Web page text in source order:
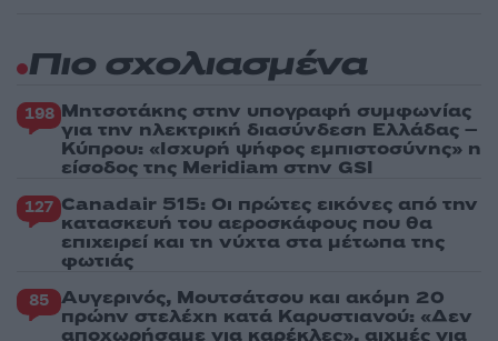
Πιο σχολιασμένα
198 Μητσοτάκης στην υπογραφή συμφωνίας
για την ηλεκτρική διασύνδεση Ελλάδας –
Κύπρου: «Ισχυρή ψήφος εμπιστοσύνης» η
είσοδος της Meridiam στην GSI
127 Canadair 515: Οι πρώτες εικόνες από την
κατασκευή του αεροσκάφους που θα
επιχειρεί και τη νύχτα στα μέτωπα της
φωτιάς
85 Αυγερινός, Μουτσάτσου και ακόμη 20
πρώην στελέχη κατά Καρυστιανού: «Δεν
αποχωρήσαμε για καρέκλες», αιχμές για